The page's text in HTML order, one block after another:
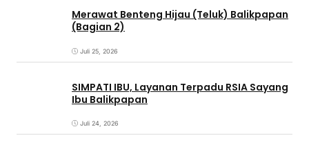
Merawat Benteng Hijau (Teluk) Balikpapan
(Bagian 2)
Juli 25, 2026
SIMPATI IBU, Layanan Terpadu RSIA Sayang
Ibu Balikpapan
Juli 24, 2026